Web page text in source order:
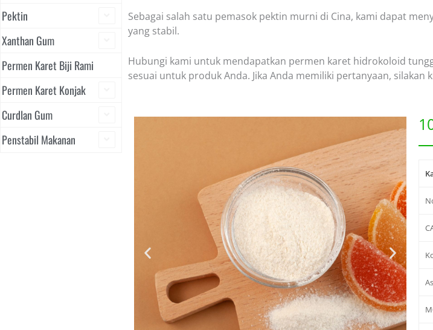
Pektin
Xanthan Gum
Permen Karet Biji Rami
Permen Karet Konjak
Curdlan Gum
Penstabil Makanan
Sebagai salah satu pemasok pektin murni di Cina, kami dapat
yang stabil.
Hubungi kami untuk mendapatkan permen karet hidrokoloid
sesuai untuk produk Anda. Jika Anda memiliki pertanyaan, silakan